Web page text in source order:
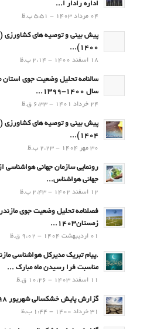
اداره رادار ا...
04 مرداد 1403 - 5:51 ب.ظ
1400)...
18 اسفند 1400 - 2:14 ب.ظ
سالنامه تحلیل وضعیت جوی استان
سال 1400-1399...
24 خرداد 1401 - 6:33 ق.ظ
۱۴۰۴)...
30 مهر 1404 - 2:23 ب.ظ
رونمایی سازمان جهانی هواشناسی
جهانی هواشناس...
12 اسفند 1402 - 2:43 ب.ظ
فصلنامه تحلیل وضعیت جوی
زمستان۱۴۰۳...
01 اردیبهشت 1404 - 9:02 ق.ظ
.پيام تبريك مدیرکل هواشناسی
مناسبت فرا رسيدن ماه مبارك ...
11 اسفند 1403 - 10:26 ق.ظ
گزارش پایش خشکسالی شهریور 98
31 خرداد 1400 - 1:44 ب.ظ